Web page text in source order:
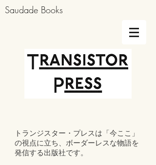
Saudade Books
トランジスター・プレスは「今ここ」
の視点に立ち、ボーダーレスな物語を
発信する出版社です。